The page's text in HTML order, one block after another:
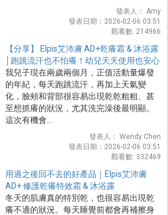
發表人： Amy
發表日期：2026-02-06 03:51
觀看數: 214966
【分享】 Elpis艾沛膚 AD+乾癢霜 & 沐浴露
│跑跳流汗也不怕癢！幼兒天天使用也安心
我兒子現在兩歲兩個月，正值活動量爆發
的年紀，每天跑跳流汗，再加上天氣變
化，臉頰和背部很容易出現乾乾粗粗、甚
至想抓癢的狀況，尤其洗完澡後最明顯。
這次有機會...
發表人： Wendy Chen
發表日期：2026-02-06 03:51
觀看數: 332469
用過之後回不去的好產品｜Elpis艾沛膚
AD+ 修護乾癢特效霜 & 沐浴露
冬天的肌膚真的特別乾，也很容易出現乾
癢不適的狀況。每天睡覺前都會再補擦身